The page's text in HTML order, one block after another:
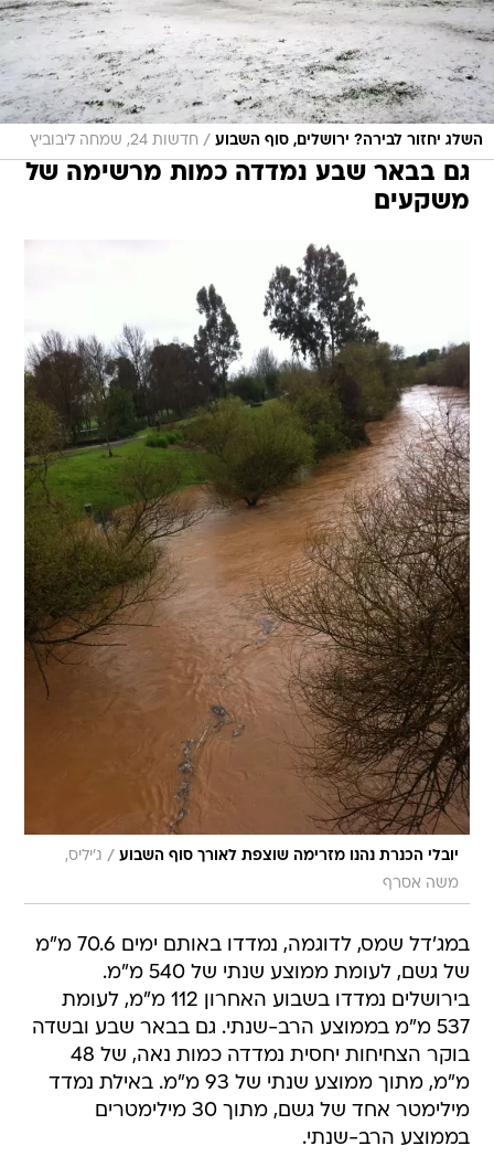
השלג יחזור לבירה? ירושלים, סוף השבוע / חדשות 24, שמחה ליבוביץ
גם בבאר שבע נמדדה כמות מרשימה של
משקעים
יובלי הכנרת נהנו מזרימה שוצפת לאורך סוף השבוע / ג'יליס,
משה אסרף
במג'דל שמס, לדוגמה, נמדדו באותם ימים 70.6 מ"מ
של גשם, לעומת ממוצע שנתי של 540 מ"מ.
בירושלים נמדדו בשבוע האחרון 112 מ"מ, לעומת
537 מ"מ בממוצע הרב-שנתי. גם בבאר שבע ובשדה
בוקר הצחיחות יחסית נמדדה כמות נאה, של 48
מ"מ, מתוך ממוצע שנתי של 93 מ"מ. באילת נמדד
מילימטר אחד של גשם, מתוך 30 מילימטרים
בממוצע הרב-שנתי.